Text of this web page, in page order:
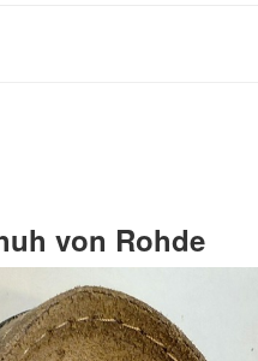
von Rohde